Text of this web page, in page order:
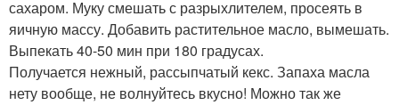
сахаром. Муку смешать с разрыхлителем, просеять в
яичную массу. Добавить растительное масло, вымешать.
Выпекать 40-50 мин при 180 градусах.
Получается нежный, рассыпчатый кекс. Запаха масла
нету вообще, не волнуйтесь вкусно! Можно так же